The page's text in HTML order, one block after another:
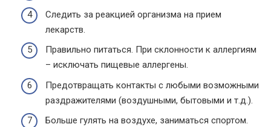
Следить за реакцией организма на прием
лекарств.
Правильно питаться. При склонности к аллергиям
– исключать пищевые аллергены.
Предотвращать контакты с любыми возможными
раздражителями (воздушными, бытовыми и т.д.).
Больше гулять на воздухе, заниматься спортом.